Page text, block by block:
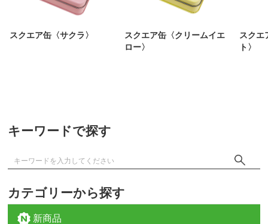
スクエア缶〈サクラ〉
スクエア缶〈クリームイエ
ロー〉
スクエ
ト〉
キーワードで探す
カテゴリーから探す
新商品